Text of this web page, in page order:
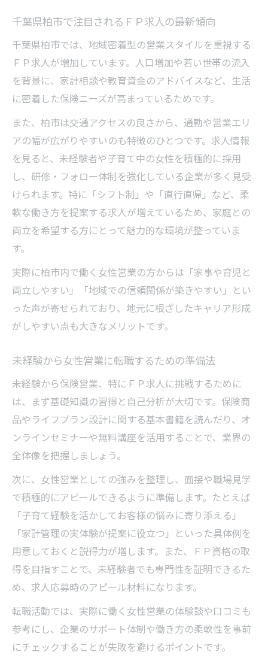
略
柔軟な働き方を実現する保険求人術
ＦＰ求人で叶える柔軟な働き方の選択肢
女性営業が保険求人で得られる時短勤務制
度
家事育児と両立しやすい職場の見つけ方
柏市で推奨される柔軟な保険営業の働き方
ＦＰ求人で実現できるリモートワークの実
情
家事育児も安心な営業職での働き方
ＦＰ求人で家事育児と両立する職場選びの
要点
柏市で子育て世代に人気の営業職とは
保険営業で産休育休が充実した求人の探し
方
キャリアと生活両立を支える求人選び
ＦＰ求人でキャリアと生活を両立する工夫
女性営業が重視すべき両立支援制度とは
柏市で選ばれるワークライフバランス重視
求人
保険営業のキャリアアップと生活安定の秘
訣
ＦＰ求人で叶える長期的な働き方のポイン
ト
千葉県柏市で注目されるＦＰ求人の最新傾向
千葉県柏市では、地域密着型の営業スタイルを重視する
ＦＰ求人が増加しています。人口増加や若い世帯の流入
を背景に、家計相談や教育資金のアドバイスなど、生活
に密着した保険ニーズが高まっているためです。
また、柏市は交通アクセスの良さから、通勤や営業エリ
アの幅が広がりやすいのも特徴のひとつです。求人情報
を見ると、未経験者や子育て中の女性を積極的に採用
し、研修・フォロー体制を強化している企業が多く見受
けられます。特に「シフト制」や「直行直帰」など、柔
軟な働き方を提案する求人が増えているため、家庭との
両立を希望する方にとって魅力的な環境が整っていま
す。
実際に柏市内で働く女性営業の方からは「家事や育児と
両立しやすい」「地域での信頼関係が築きやすい」とい
った声が寄せられており、地元に根ざしたキャリア形成
がしやすい点も大きなメリットです。
未経験から女性営業に転職するための準備法
未経験から保険営業、特にＦＰ求人に挑戦するために
は、まず基礎知識の習得と自己分析が大切です。保険商
品やライフプラン設計に関する基本書籍を読んだり、オ
ンラインセミナーや無料講座を活用することで、業界の
全体像を把握しましょう。
次に、女性営業としての強みを整理し、面接や職場見学
で積極的にアピールできるように準備します。たとえば
「子育て経験を活かしてお客様の悩みに寄り添える」
「家計管理の実体験が提案に役立つ」といった具体例を
用意しておくと説得力が増します。また、ＦＰ資格の取
得を目指すことで、未経験者でも専門性を証明できるた
め、求人応募時のアピール材料になります。
転職活動では、実際に働く女性営業の体験談や口コミも
参考にし、企業のサポート体制や働き方の柔軟性を事前
にチェックすることが失敗を避けるポイントです。